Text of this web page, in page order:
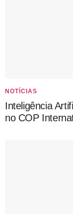
NOTÍCIAS
Inteligência
no COP